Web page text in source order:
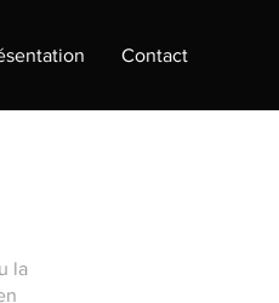
Contact
la